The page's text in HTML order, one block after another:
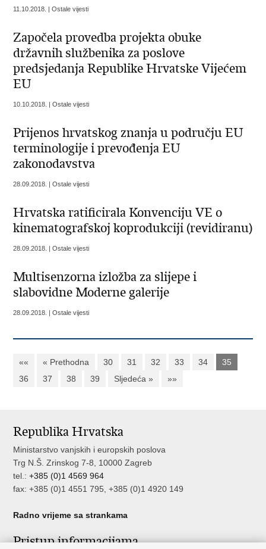
11.10.2018. | Ostale vijesti
Započela provedba projekta obuke
državnih službenika za poslove
predsjedanja Republike Hrvatske Vijećem
EU
10.10.2018. | Ostale vijesti
Prijenos hrvatskog znanja u području EU
terminologije i prevođenja EU
zakonodavstva
28.09.2018. | Ostale vijesti
Hrvatska ratificirala Konvenciju VE o
kinematografskoj koprodukciji (revidiranu)
28.09.2018. | Ostale vijesti
Multisenzorna izložba za slijepe i
slabovidne Moderne galerije
28.09.2018. | Ostale vijesti
«« « Prethodna 30 31 32 33 34
35
36
37 38 39 Sljedeća » »»
Republika Hrvatska
Ministarstvo vanjskih i europskih poslova
Trg N.Š. Zrinskog 7-8, 10000 Zagreb
tel.:+385 (0)1 4569 964
fax: +385 (0)1 4551 795, +385 (0)1 4920 149
Radno vrijeme sa strankama
Pristup informacijama